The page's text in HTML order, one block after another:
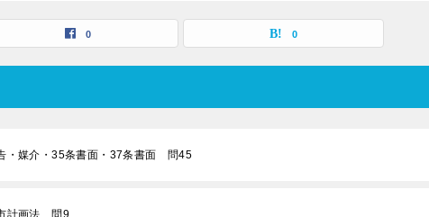
0 0
媒介・35条書面・37条書面 問45
計画法 問9